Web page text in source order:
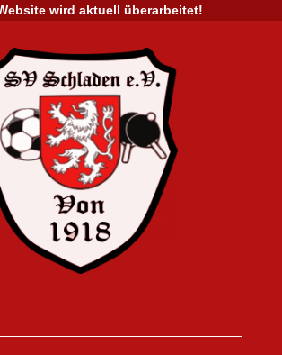
wird aktuell überarbeitet!